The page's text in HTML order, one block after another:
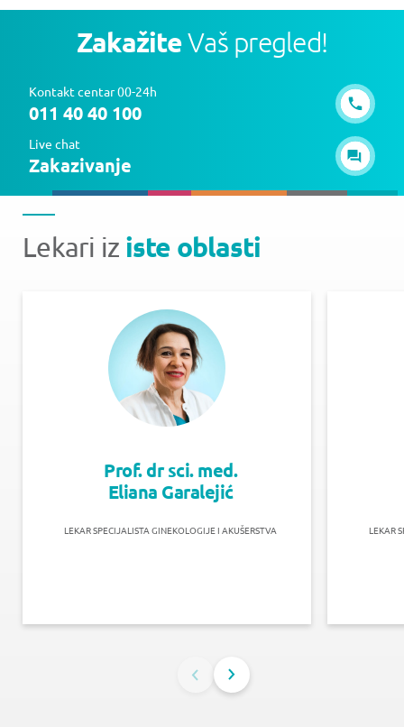
ZakažiteVaš pregled!
Kontakt centar 00-24h
011 40 40 100
Live chat
Zakazivanje
Lekari iz iste oblasti
Prof. dr sci. med.
Eliana Garalejić
LEKAR SPECIJALISTA GINEKOLOGIJE I AKUŠERSTVA LEKAR